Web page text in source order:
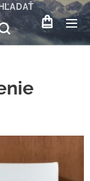
HĽADAŤ